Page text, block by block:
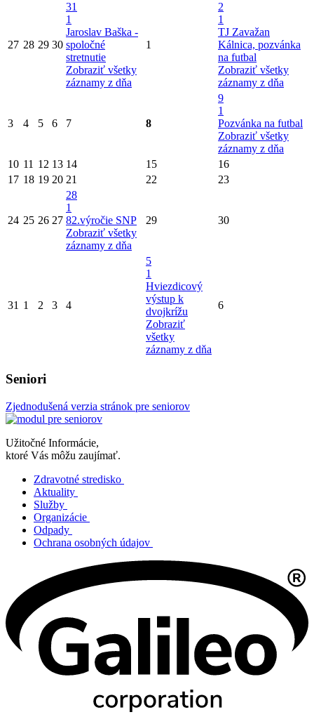
27 28 29 30
31
1
Jaroslav Baška -
spoločné
stretnutie
Zobraziť všetky
záznamy z dňa
1
2
1
TJ Zavažan
Kálnica, pozvánka
na futbal
Zobraziť všetky
záznamy z dňa
3 4 5 6 7 8
9
1
Pozvánka na futbal
Zobraziť všetky
záznamy z dňa
10 11 12 13 14 15
16
17 18 19 20 21 22 23
24 25 26 27
28
1
82.výročie SNP
Zobraziť všetky
záznamy z dňa
29 30
31 1 2 3 4
5
1
Hviezdicový
výstup k
dvojkrížu
Zobraziť
všetky
záznamy z dňa
6
Seniori
Zjednodušená verzia stránok pre seniorov
Užitočné Informácie,
ktoré Vás môžu zaujímať.
Zdravotné stredisko
Aktuality
Služby
Organizácie
Odpady
Ochrana osobných údajov